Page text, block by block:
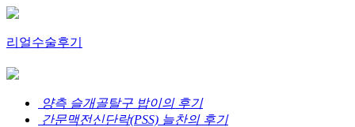
리얼수술후기
양측 슬개골탈구 밥이의 후기
간문맥전신단락(PSS) 늘찬의 후기